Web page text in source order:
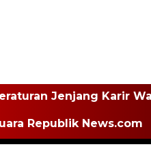
Jenjang Karir
Republik News.com